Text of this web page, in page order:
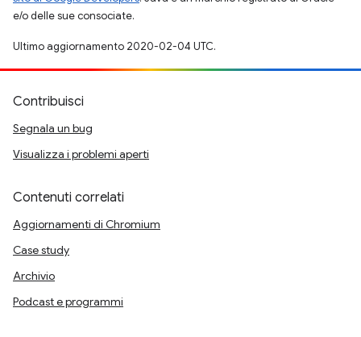
e/o delle sue consociate.
Ultimo aggiornamento 2020-02-04 UTC.
Contribuisci
Segnala un bug
Visualizza i problemi aperti
Contenuti correlati
Aggiornamenti di Chromium
Case study
Archivio
Podcast e programmi